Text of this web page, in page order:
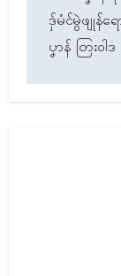
ဒှ်မံၚ်မွဲဖျုန်
ပၞာန် တြးဝါဒ